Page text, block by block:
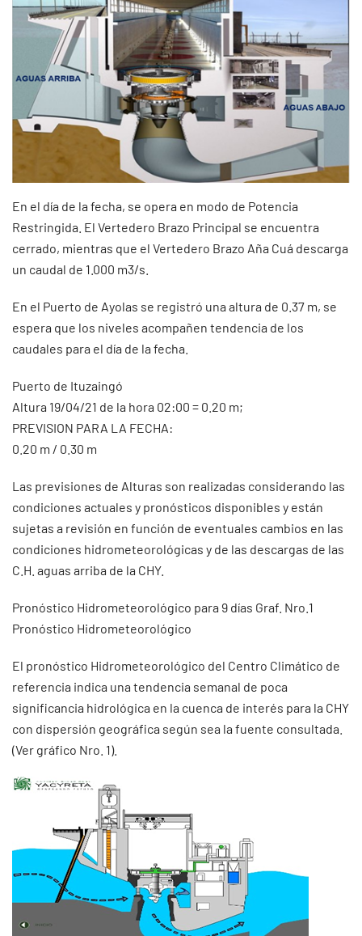
En el día de la fecha, se opera en modo de Potencia
Restringida. El Vertedero Brazo Principal se encuentra
cerrado, mientras que el Vertedero Brazo Aña Cuá descarga
un caudal de 1.000 m3/s.
En el Puerto de Ayolas se registró una altura de 0.37 m, se
espera que los niveles acompañen tendencia de los
caudales para el día de la fecha.
Puerto de Ituzaingó
Altura 19/04/21 de la hora 02:00 = 0.20 m;
PREVISION PARA LA FECHA:
0.20 m / 0.30 m
Las previsiones de Alturas son realizadas considerando las
condiciones actuales y pronósticos disponibles y están
sujetas a revisión en función de eventuales cambios en las
condiciones hidrometeorológicas y de las descargas de las
C.H. aguas arriba de la CHY.
Pronóstico Hidrometeorológico para 9 días Graf. Nro.1
Pronóstico Hidrometeorológico
El pronóstico Hidrometeorológico del Centro Climático de
referencia indica una tendencia semanal de poca
significancia hidrológica en la cuenca de interés para la CHY
con dispersión geográfica según sea la fuente consultada.
(Ver gráfico Nro. 1).